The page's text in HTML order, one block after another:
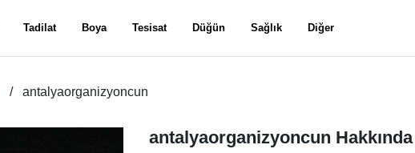
Tadilat Boya Tesisat Düğün Sağlık Diğer
antalyaorganizyoncun
antalyaorganizyoncun Hakkında